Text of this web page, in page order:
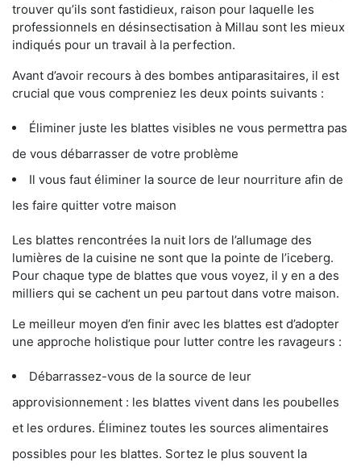
trouver qu’ils sont fastidieux, raison pour laquelle les
professionnels en désinsectisation à Millau sont les mieux
indiqués pour un travail à la perfection.
Avant d’avoir recours à des bombes antiparasitaires, il est
crucial que vous compreniez les deux points suivants :
Éliminer juste les blattes visibles ne vous permettra pas
de vous débarrasser de votre problème
Il vous faut éliminer la source de leur nourriture afin de
les faire quitter votre maison
Les blattes rencontrées la nuit lors de l’allumage des
lumières de la cuisine ne sont que la pointe de l’iceberg.
Pour chaque type de blattes que vous voyez, il y en a des
milliers qui se cachent un peu partout dans votre maison.
Le meilleur moyen d’en finir avec les blattes est d’adopter
une approche holistique pour lutter contre les ravageurs :
Débarrassez-vous de la source de leur
approvisionnement : les blattes vivent dans les poubelles
et les ordures. Éliminez toutes les sources alimentaires
possibles pour les blattes. Sortez le plus souvent la